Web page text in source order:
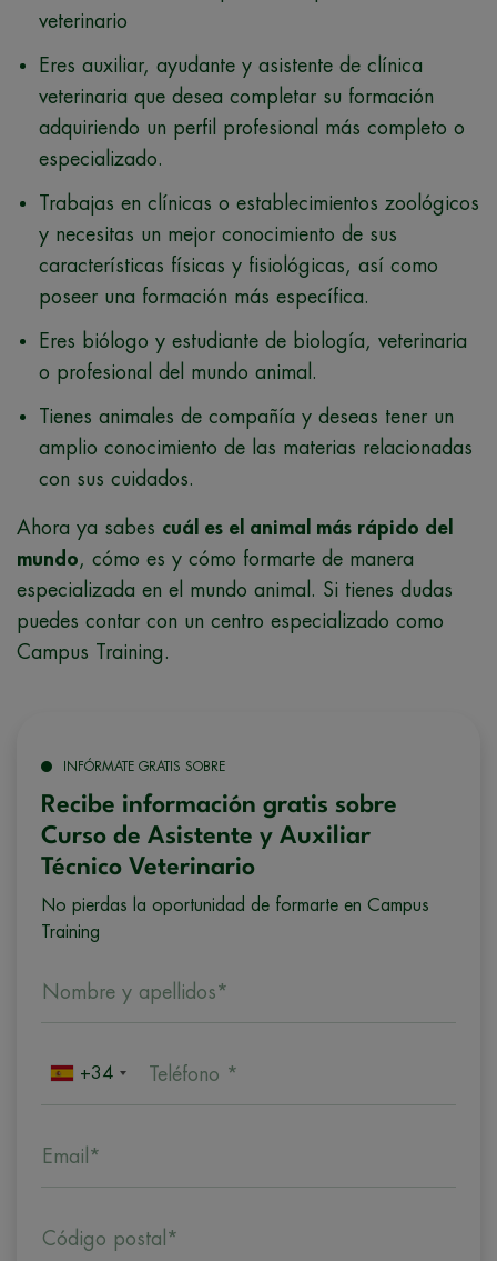
veterinario
Eres auxiliar, ayudante y asistente de clínica
veterinaria que desea completar su formación
adquiriendo un perfil profesional más completo o
especializado.
Trabajas en clínicas o establecimientos zoológicos
y necesitas un mejor conocimiento de sus
características físicas y fisiológicas, así como
poseer una formación más específica.
Eres biólogo y estudiante de biología, veterinaria
o profesional del mundo animal.
Tienes animales de compañía y deseas tener un
amplio conocimiento de las materias relacionadas
con sus cuidados.
Ahora ya sabes cuál es el animal más rápido del
mundo, cómo es y cómo formarte de manera
especializada en el mundo animal. Si tienes dudas
puedes contar con un centro especializado como
Campus Training.
INFÓRMATE GRATIS SOBRE
Recibe información gratis sobre
Curso de Asistente y Auxiliar
Técnico Veterinario
No pierdas la oportunidad de formarte en Campus
Training
Nombre y apellidos*
+34 Teléfono *
Email*
Código postal*